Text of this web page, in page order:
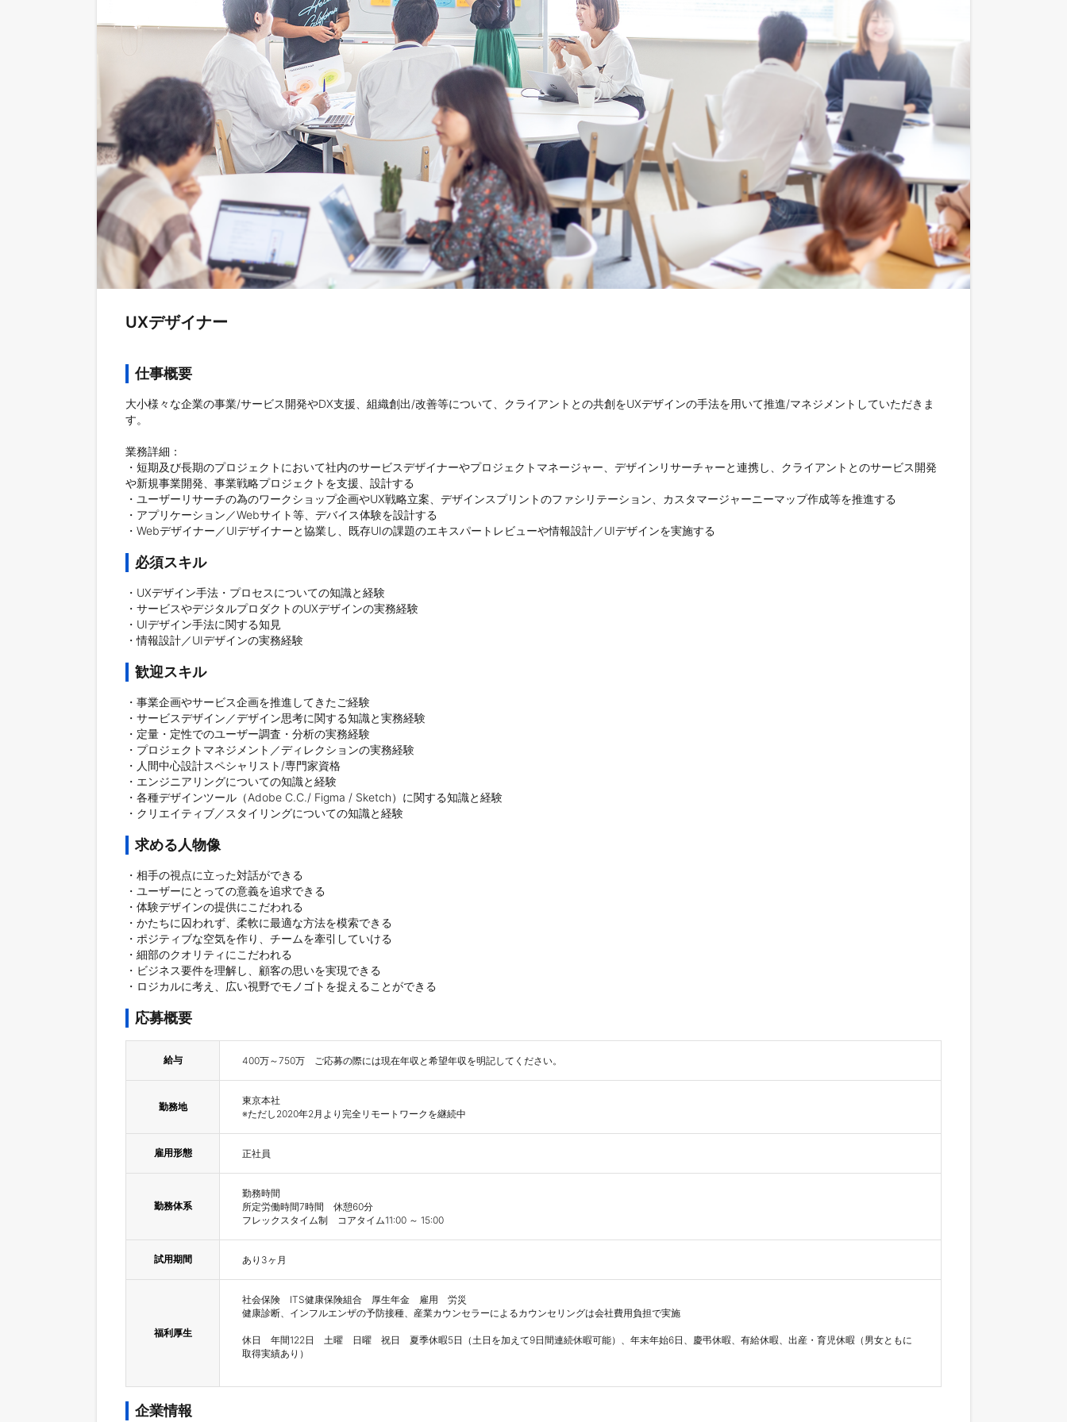
UXデザイナー
仕事概要
大小様々な企業の事業/サービス開発やDX支援、組織創出/改善等について、クライアントとの共創をUXデザインの手法を用いて推進/マネジメントしていただきま
す。
業務詳細：
・短期及び長期のプロジェクトにおいて社内のサービスデザイナーやプロジェクトマネージャー、デザインリサーチャーと連携し、クライアントとのサービス開発
や新規事業開発、事業戦略プロジェクトを支援、設計する
・ユーザーリサーチの為のワークショップ企画やUX戦略立案、デザインスプリントのファシリテーション、カスタマージャーニーマップ作成等を推進する
・アプリケーション／Webサイト等、デバイス体験を設計する
必須スキル
・UXデザイン手法・プロセスについての知識と経験
・サービスやデジタルプロダクトのUXデザインの実務経験
・UIデザイン手法に関する知見
歓迎スキル
・事業企画やサービス企画を推進してきたご経験
・サービスデザイン／デザイン思考に関する知識と実務経験
・定量・定性でのユーザー調査・分析の実務経験
・プロジェクトマネジメント／ディレクションの実務経験
・人間中心設計スペシャリスト/専門家資格
・エンジニアリングについての知識と経験
・各種デザインツール（Adobe C.C./ Figma / Sketch）に関する知識と経験
求める人物像
・相手の視点に立った対話ができる
・ユーザーにとっての意義を追求できる
・体験デザインの提供にこだわれる
・かたちに囚われず、柔軟に最適な方法を模索できる
・ポジティブな空気を作り、チームを牽引していける
・細部のクオリティにこだわれる
・ビジネス要件を理解し、顧客の思いを実現できる
応募概要
給与 400万～750万　ご応募の際には現在年収と希望年収を明記してください。
勤務地
東京本社
※ただし2020年2月より完全リモートワークを継続中
雇用形態 正社員
勤務体系
勤務時間
所定労働時間7時間　休憩60分
フレックスタイム制　コアタイム11:00 ～ 15:00
試用期間 あり3ヶ月
福利厚生
社会保険　ITS健康保険組合　厚生年金　雇用　労災
健康診断、インフルエンザの予防接種、産業カウンセラーによるカウンセリングは会社費用負担で実施
休日　年間122日　土曜　日曜　祝日　夏季休暇5日（土日を加えて9日間連続休暇可能）、年末年始6日、慶弔休暇、有給休暇、出産・育児休暇（男女ともに
取得実績あり）
企業情報